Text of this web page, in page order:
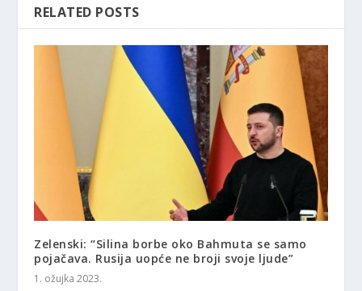
RELATED POSTS
Zelenski: “Silina borbe oko Bahmuta se samo
pojačava. Rusija uopće ne broji svoje ljude”
1. ožujka 2023.